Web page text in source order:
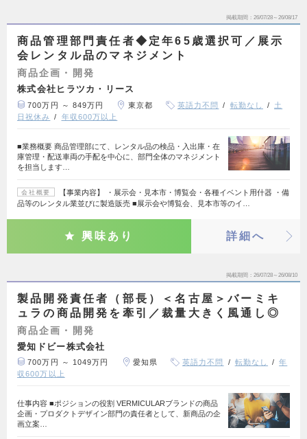
掲載期間 26/07/28～26/08/17
商品管理部門責任者◆定年65歳選択可／展示
会レンタル品のマネジメント
商品企画・開発
株式会社ヒラツカ・リース
700万円 ～ 849万円 東京都 英語力不問 転勤なし
土
日祝休み
年収600万以上
■業務概要 商品管理部にて、レンタル品の検品・入出庫・在
庫管理・配送車両の手配を中心に、部門全体のマネジメント
を担当します…
会社概要
【事業内容】 ・展示会・見本市・博覧会・各種イベント用什器 ・備
品等のレンタル業並びに製造販売 ■展示会や博覧会、見本市等のイ…
興味あり 詳細へ
掲載期間 26/07/28～26/08/10
製品開発責任者（部長）＜名古屋＞バーミキ
ュラの商品開発を牽引／裁量大きく風通し◎
商品企画・開発
愛知ドビー株式会社
700万円 ～ 1049万円 愛知県 英語力不問 転勤なし
年
収600万以上
仕事内容 ■ポジションの役割 VERMICULARブランドの商品
企画・プロダクトデザイン部門の責任者として、新商品の企
画立案…